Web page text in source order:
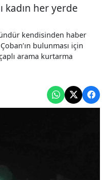
kadın her yerde
kendisinden haber
bulunması için
arama kurtarma